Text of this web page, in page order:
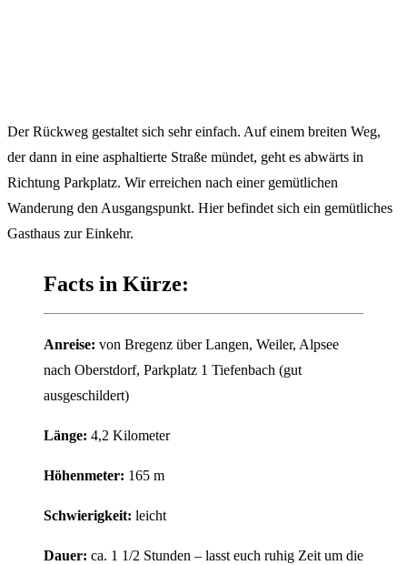
Der Rückweg gestaltet sich sehr einfach. Auf einem breiten Weg,
der dann in eine asphaltierte Straße mündet, geht es abwärts in
Richtung Parkplatz. Wir erreichen nach einer gemütlichen
Wanderung den Ausgangspunkt. Hier befindet sich ein gemütliches
Gasthaus zur Einkehr.
Facts in Kürze:
Anreise: von Bregenz über Langen, Weiler, Alpsee
nach Oberstdorf, Parkplatz 1 Tiefenbach (gut
ausgeschildert)
Länge: 4,2 Kilometer
Höhenmeter: 165 m
Schwierigkeit: leicht
Dauer: ca. 1 1/2 Stunden – lasst euch ruhig Zeit um die